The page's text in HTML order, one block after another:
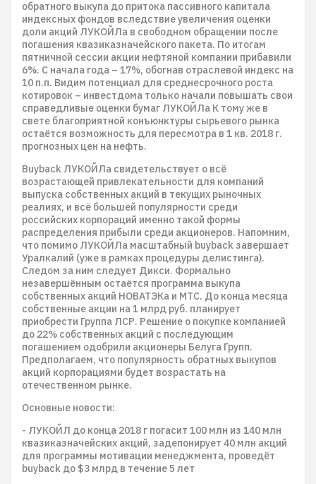
обратного выкупа до притока пассивного капитала
индексных фондов вследствие увеличения оценки
доли акций ЛУКОЙЛа в свободном обращении после
погашения квазиказначейского пакета. По итогам
пятничной сессии акции нефтяной компании прибавили
6%. С начала года – 17%, обогнав отраслевой индекс на
10 п.п. Видим потенциал для среднесрочного роста
котировок – инвестдома только начали повышать свои
справедливые оценки бумаг ЛУКОЙЛа К тому же в
свете благоприятной конъюнктуры сырьевого рынка
остаётся возможность для пересмотра в 1 кв. 2018 г.
прогнозных цен на нефть.
Buyback ЛУКОЙЛа свидетельствует о всё
возрастающей привлекательности для компаний
выпуска собственных акций в текущих рыночных
реалиях, и всё большей популярности среди
российских корпораций именно такой формы
распределения прибыли среди акционеров. Напомним,
что помимо ЛУКОЙЛа масштабный buyback завершает
Уралкалий (уже в рамках процедуры делистинга).
Следом за ним следует Дикси. Формально
незавершённым остаётся программа выкупа
собственных акций НОВАТЭКа и МТС. До конца месяца
собственные акции на 1 млрд руб. планирует
приобрести Группа ЛСР. Решение о покупке компанией
до 22% собственных акций с последующим
погашением одобрили акционеры Белуга Групп.
Предполагаем, что популярность обратных выкупов
акций корпорациями будет возрастать на
отечественном рынке.
Основные новости:
- ЛУКОЙЛ до конца 2018 г погасит 100 млн из 140 млн
квазиказначейских акций, задепонирует 40 млн акций
для программы мотивации менеджмента, проведёт
buyback до $3 млрд в течение 5 лет